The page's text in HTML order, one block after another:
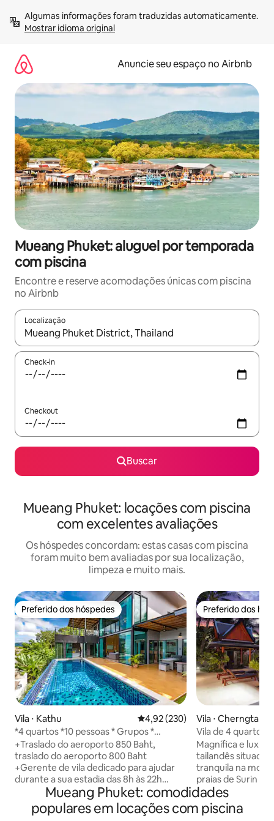
para
Mostrar idioma original
Anuncie seu espaço no Airbnb
Mueang Phuket: aluguel por temporada
com piscina
Encontre e reserve acomodações únicas com piscina
no Airbnb
Localização
Quando os resultados estiverem disponíveis, explore-os
Check-in
Checkout
Buscar
Mueang Phuket: locações com piscina
com excelentes avaliações
Os hóspedes concordam: estas casas com piscina
foram muito bem avaliadas por sua localização,
limpeza e muito mais.
Preferido dos hóspedes
Preferido dos hóspedes
Vila ⋅ Kathu 4,92 de uma avaliação média de
4,92 (230)
*4 quartos *10 pessoas * Grupos *
Localização em Kathu *
+Traslado do aeroporto 850 Baht,
traslado do aeroporto 800 Baht
+Gerente de vila dedicado para ajudar
durante a sua estadia das 8h às 22h
+Água potável gratuita +Netflix
+Churrasco a pedido +Berços/cadeirão
mediante solicitação +Vila com piscina
Preferido dos
Preferido dos
Vila ⋅ Cherngtalay
Vila de 4 quartos
topo da colina,
Magnífica e
tailandês situada
tranquila na
praias de Surin e
oeste de Phuket.
interior, 4
banheiros
Mueang Phuket: comodidades
populares em locações com piscina